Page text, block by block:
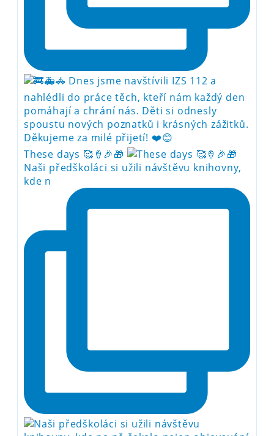
These days 🥰🍦🎉🎁
Naši předškoláci si užili návštěvu knihovny,
kde n